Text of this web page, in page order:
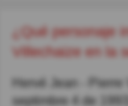
¿Qué personaje interpretaba el actor Hervé
Villechaize en la
Hervé Jean -
septimbre 4 de